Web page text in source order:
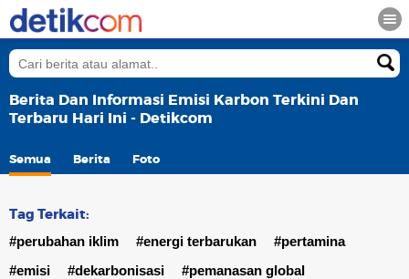
Berita Dan Informasi Emisi Karbon Terkini Dan
Terbaru Hari Ini - Detikcom
Semua Berita Foto
Tag Terkait:
#perubahan iklim #energi terbarukan
#pertamina
#emisi
#dekarbonisasi #pemanasan global